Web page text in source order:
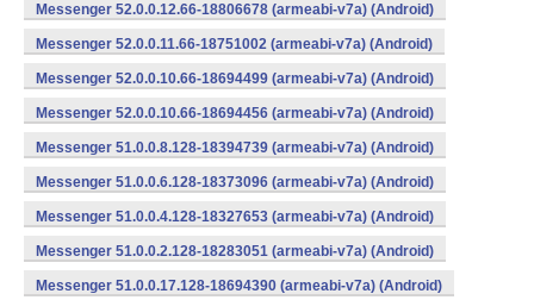
Messenger 52.0.0.12.66-18806678 (armeabi-v7a) (Android)
Messenger 52.0.0.11.66-18751002 (armeabi-v7a) (Android)
Messenger 52.0.0.10.66-18694499 (armeabi-v7a) (Android)
Messenger 52.0.0.10.66-18694456 (armeabi-v7a) (Android)
Messenger 51.0.0.8.128-18394739 (armeabi-v7a) (Android)
Messenger 51.0.0.6.128-18373096 (armeabi-v7a) (Android)
Messenger 51.0.0.4.128-18327653 (armeabi-v7a) (Android)
Messenger 51.0.0.2.128-18283051 (armeabi-v7a) (Android)
Messenger 51.0.0.17.128-18694390 (armeabi-v7a) (Android)